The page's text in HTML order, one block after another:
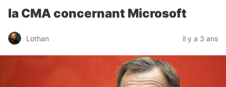
la CMA concernant Microsoft
Lothan il y a 3 ans